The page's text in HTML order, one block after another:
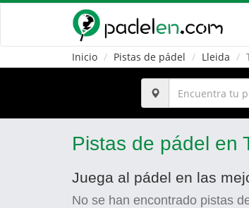
Inicio Pistas de pádel Lleida
Pistas de pádel en
Juega al pádel en las
No se han encontrado pistas